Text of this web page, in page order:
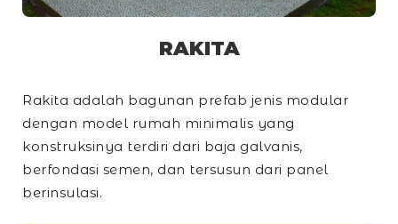
RAKITA
Rakita adalah bagunan prefab jenis modular
dengan model rumah minimalis yang
konstruksinya terdiri dari baja galvanis,
berfondasi semen, dan tersusun dari panel
berinsulasi.